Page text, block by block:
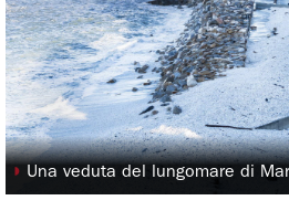
◗ Una veduta del lungomare di